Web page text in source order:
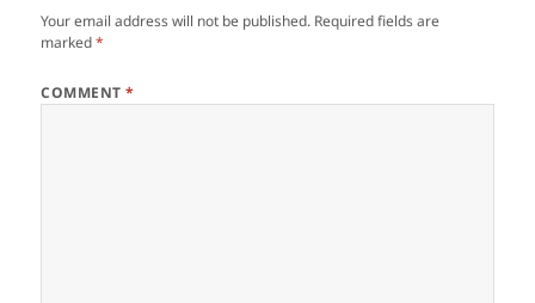
Your email address will not be published. Required fields are
marked*
COMMENT*